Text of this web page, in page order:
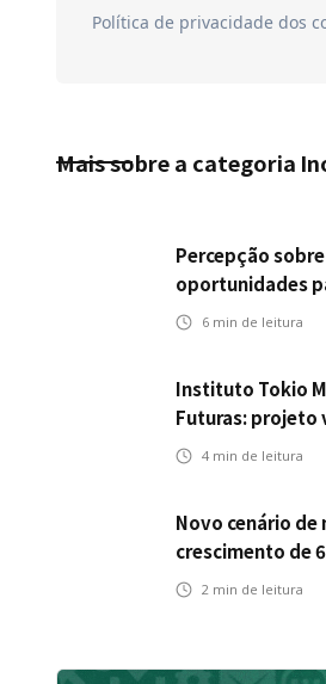
Mais sobre a categoria
Percepção
oportunidades
seguros ampliar
6 min de leitura
Instituto Tokio
Futuras: projeto
leitura e
4 min de leitura
Novo cenário
crescimento de
veículos
2 min de leitura